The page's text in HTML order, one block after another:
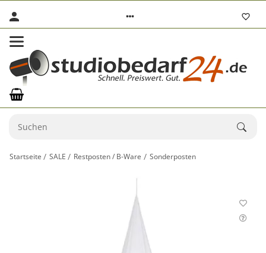
Startseite SALE Restposten / B-Ware Sonderposten